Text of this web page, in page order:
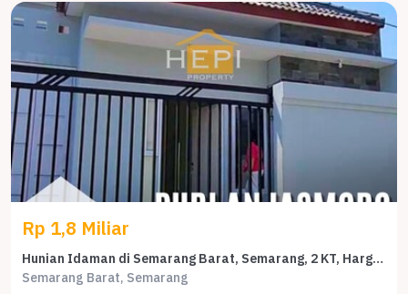
Rp 1,8 Miliar
Hunian Idaman di Semarang Barat, Semarang, 2 KT, Harga 1,8 Miliar
Semarang Barat, Semarang